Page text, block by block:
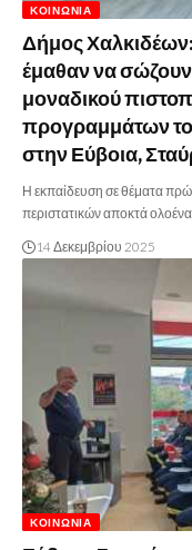
ΚΟΙΝΩΝΊΑ
Δήμος Χαλκιδέων:
έμαθαν να
μοναδικού
προγραμμάτων
στην Εύβοια,
Η εκπαίδευση σε θέματα
περιστατικών αποκτά
14 Δεκεμβρίου 2025
ΚΟΙΝΩΝΊΑ